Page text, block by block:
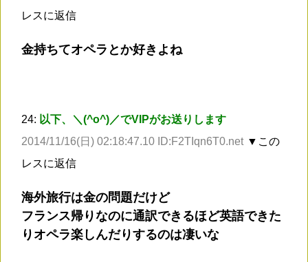
レスに返信
金持ちてオペラとか好きよね
24: 以下、＼(^o^)／でVIPがお送りします
2014/11/16(日) 02:18:47.10 ID:F2TIqn6T0.net ▼この
レスに返信
海外旅行は金の問題だけど
フランス帰りなのに通訳できるほど英語できた
りオペラ楽しんだりするのは凄いな